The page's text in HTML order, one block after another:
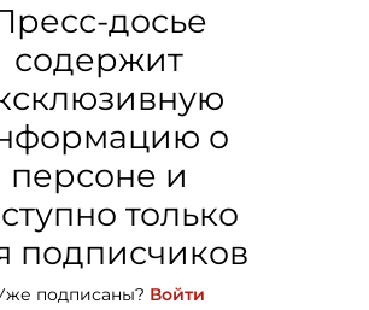
досье
содержит
о
персоне и
только
подписчиков
подписаны? Войти